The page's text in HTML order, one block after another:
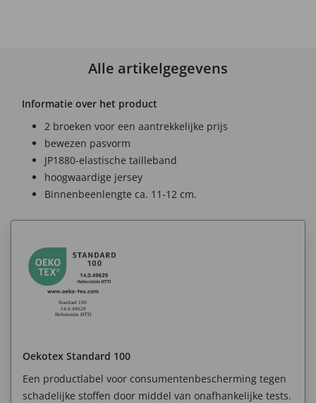
Alle artikelgegevens
Informatie over het product
2 broeken voor een aantrekkelijke prijs
bewezen pasvorm
JP1880-elastische tailleband
hoogwaardige jersey
Binnenbeenlengte ca. 11-12 cm.
Oekotex Standard 100
Een productlabel voor consumentenbescherming tegen
schadelijke stoffen door middel van onafhankelijke tests.